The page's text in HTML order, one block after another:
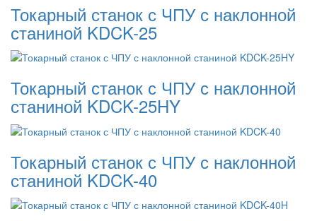
Токарный станок с ЧПУ с наклонной
станиной KDCK-25
Токарный станок с ЧПУ с наклонной
станиной KDCK-25HY
Токарный станок с ЧПУ с наклонной
станиной KDCK-40